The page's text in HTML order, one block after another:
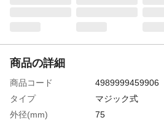
商品の詳細
商品コード
4989999459906
タイプ
マジック式
外径(mm)
75